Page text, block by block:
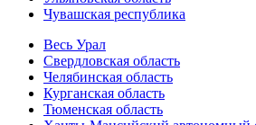
Чувашская республика
Весь Урал
Свердловская область
Челябинская область
Курганская область
Тюменская область